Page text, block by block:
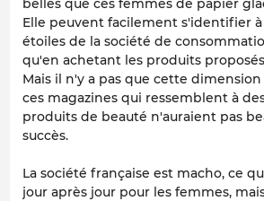
belles que ces femmes de papier
Elle peuvent facilement s'identifier
étoiles de la société de
qu'en achetant les produits
Mais il n'y a pas que cette
ces magazines qui ressemblent à
produits de beauté n'auraient pas
succès.
La société française est macho, ce
jour après jour pour les femmes,